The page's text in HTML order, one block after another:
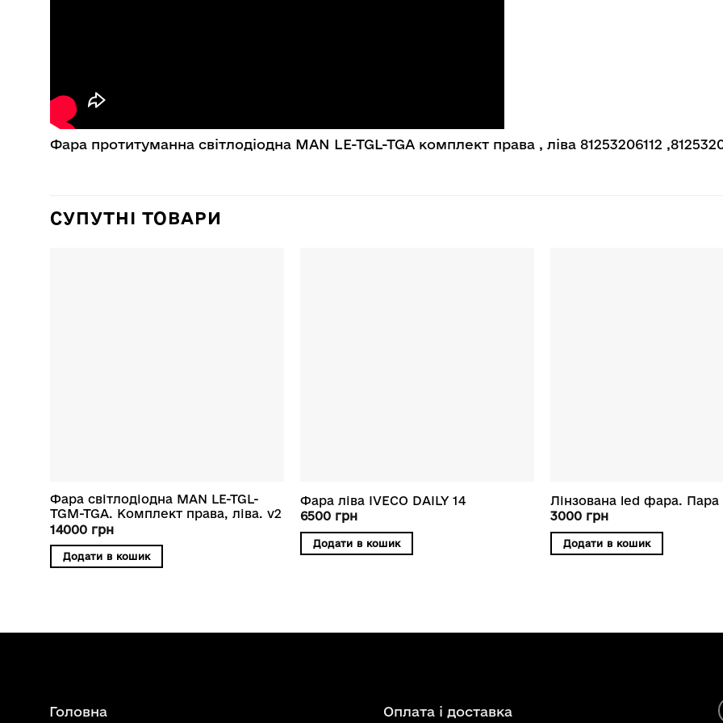
Фара протитуманна світлодіодна MAN LE-TGL-TGA комплект права , ліва 81253206112
СУПУТНІ ТОВАРИ
Фара світлодіодна MAN LE-TGL-
TGM-TGA. Комплект права, ліва. v2
14000 грн
Додати в кошик
Фара ліва IVECO DAILY 14
6500 грн
Додати в кошик
Лінзована led фара. Пара
3000 грн
Додати в кошик
Головна Оплата і доставка